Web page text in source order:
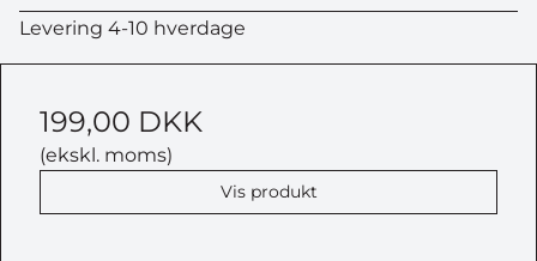
Levering 4-10 hverdage
199,00 DKK
(ekskl. moms)
Vis produkt